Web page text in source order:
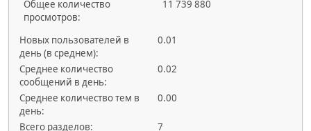
Общее количество
просмотров:
11 739 880
Новых пользователей в
день (в среднем):
0.01
Среднее количество
сообщений в день:
0.02
Среднее количество тем в
день:
0.00
Всего разделов:
7